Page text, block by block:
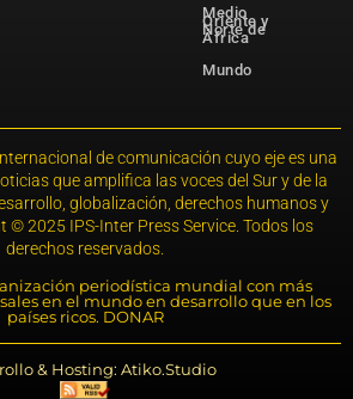
Medio
Oriente y
Norte de
África
Mundo
de comunicación cuyo eje es una
que amplifica las voces del Sur y de la
globalización, derechos humanos y
© 2025 IPS-Inter Press Service. Todos los
derechos reservados.
periodística mundial con más
en el mundo en desarrollo que en los
países ricos. DONAR
& Hosting: Atiko.Studio